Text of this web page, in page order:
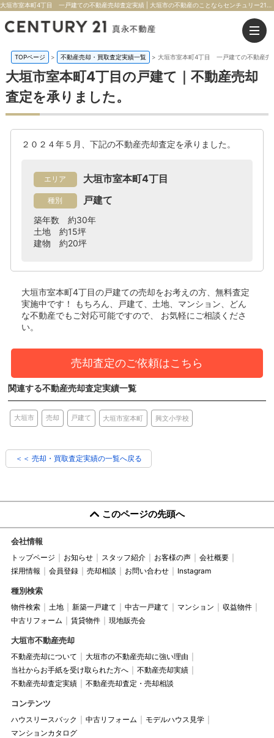
TOPページ > 不動産売却・買取査定実績一覧 > 大垣市室本町4丁目 一戸建ての不動産売
大垣市室本町4丁目の戸建て｜不動産売却
査定を承りました。
２０２４年５月、下記の不動産売却査定を承りました。
エリア 大垣市室本町4丁目
種別 戸建て
築年数 約30年
土地 約15坪
建物 約20坪
大垣市室本町4丁目の戸建ての売却をお考えの方、無料査定
実施中です！
もちろん、戸建て、土地、マンション、どん
な不動産でもご対応可能ですので、 お気軽にご相談くださ
い。
売却査定のご依頼はこちら
関連する不動産売却査定実績一覧
大垣市 売却 戸建て 大垣市室本町 興文小学校
＜＜ 売却・買取査定実績の一覧へ戻る
このページの先頭へ
会社情報
トップページ お知らせ スタッフ紹介 お客様の声
会社概要
採用情報
会員登録 売却相談 お問い合わせ Instagram
種別検索
物件検索 土地 新築一戸建て 中古一戸建て マンション
収益物件
中古リフォーム
賃貸物件 現地販売会
大垣市不動産売却
不動産売却について
大垣市の不動産売却に強い理由
当社からお手紙を受け取られた方へ
不動産売却実績
不動産売却査定実績
不動産売却査定・売却相談
コンテンツ
ハウスリースバック 中古リフォーム
モデルハウス見学
マンションカタログ